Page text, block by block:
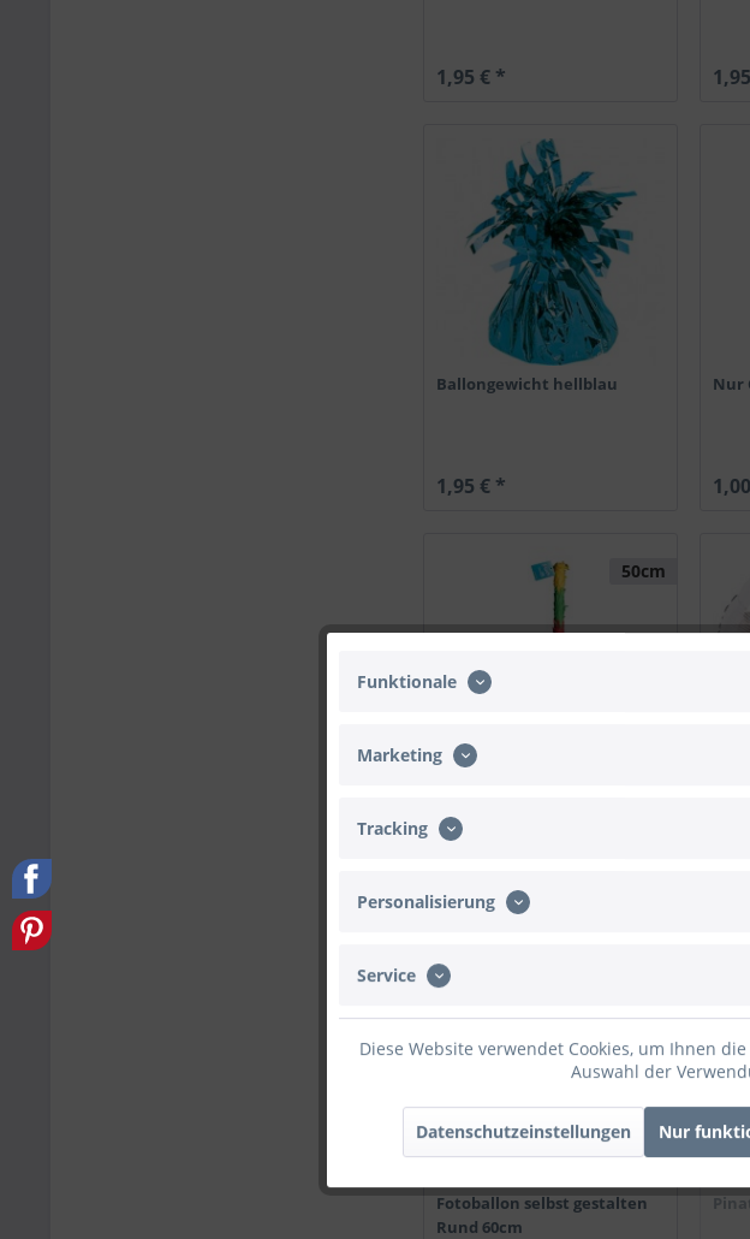
1,95 € *
Ballongewicht hellblau
1,95 € *
Nur
50cm
3,95 € *
Fotoballon selbst gestalten
Rund 60cm
Funktionale
Marketing
Tracking
Personalisierung
Service
Diese Website verwendet Cookies, um Ihnen
Auswahl der
Datenschutzeinstellungen Nur